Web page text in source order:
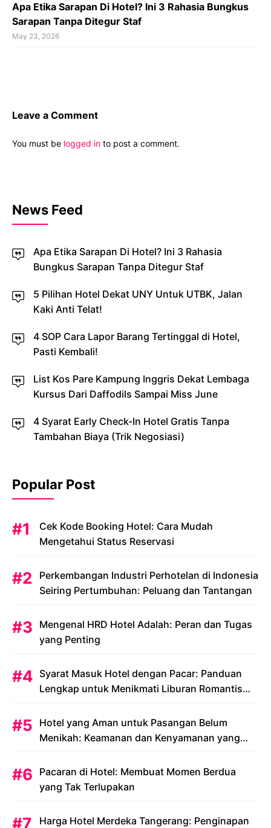
Apa Etika Sarapan Di Hotel? Ini 3 Rahasia Bungkus
Sarapan Tanpa Ditegur Staf
May 23, 2026
Leave a Comment
You must be logged in to post a comment.
News Feed
Apa Etika Sarapan Di Hotel? Ini 3 Rahasia
Bungkus Sarapan Tanpa Ditegur Staf
5 Pilihan Hotel Dekat UNY Untuk UTBK, Jalan
Kaki Anti Telat!
4 SOP Cara Lapor Barang Tertinggal di Hotel,
Pasti Kembali!
List Kos Pare Kampung Inggris Dekat Lembaga
Kursus Dari Daffodils Sampai Miss June
4 Syarat Early Check-In Hotel Gratis Tanpa
Tambahan Biaya (Trik Negosiasi)
Popular Post
Cek Kode Booking Hotel: Cara Mudah
Mengetahui Status Reservasi
Perkembangan Industri Perhotelan di Indonesia
Seiring Pertumbuhan: Peluang dan Tantangan
Mengenal HRD Hotel Adalah: Peran dan Tugas
yang Penting
Syarat Masuk Hotel dengan Pacar: Panduan
Lengkap untuk Menikmati Liburan Romantis
Hotel yang Aman untuk Pasangan Belum
Menikah: Keamanan dan Kenyamanan yang
Pacaran di Hotel: Membuat Momen Berdua
yang Tak Terlupakan
Harga Hotel Merdeka Tangerang: Penginapan